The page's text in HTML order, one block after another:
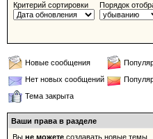
Критерий сортировки
Порядок
Новые сообщения
Нет новых сообщений
Тема закрыта
Ваши права в разделе
Вы не можете создавать новые темы